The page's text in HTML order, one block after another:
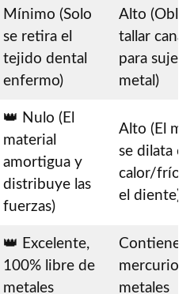
Mínimo (Solo
se retira el
tejido dental
enfermo)
Alto
tallar
para
metal)
👑 Nulo (El
material
amortigua y
distribuye las
fuerzas)
Alto (El
se dilata
calor/frío y
el diente)
👑 Excelente,
100% libre de
metales
Contiene
mercurio y
metales